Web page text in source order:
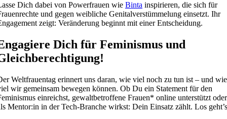
Dich dabei von Powerfrauen wie Binta inspirieren, die sich für
und gegen weibliche Genitalverstümmelung einsetzt. Ihr
zeigt: Veränderung beginnt mit einer Entscheidung.
Dich für Feminismus und
Weltfrauentag erinnert uns daran, wie viel noch zu tun ist – und wie
wir gemeinsam bewegen können. Ob Du ein Statement für den
einreichst, gewaltbetroffene Frauen* online unterstützt oder
Mentor:in in der Tech-Branche wirkst: Dein Einsatz zählt. Los